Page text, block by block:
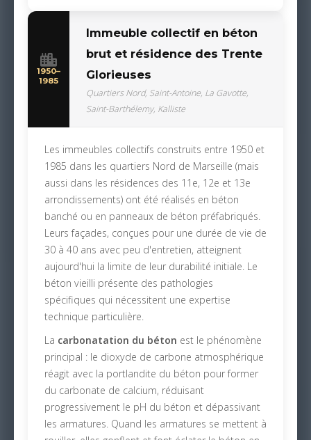
1950–
1985
Immeuble collectif en béton
brut et résidence des Trente
Glorieuses
Quartiers Nord, Saint-Antoine, La Gavotte,
Saint-Barthélemy, Kalliste
Les immeubles collectifs construits entre 1950 et
1985 dans les quartiers Nord de Marseille (mais
aussi dans les résidences des 11e, 12e et 13e
arrondissements) ont été réalisés en béton
banché ou en panneaux de béton préfabriqués.
Leurs façades, conçues pour une durée de vie de
30 à 40 ans avec peu d'entretien, atteignent
aujourd'hui la limite de leur durabilité initiale. Le
béton vieilli présente des pathologies
spécifiques qui nécessitent une expertise
technique particulière.
La carbonatation du béton est le phénomène
principal : le dioxyde de carbone atmosphérique
réagit avec la portlandite du béton pour former
du carbonate de calcium, réduisant
progressivement le pH du béton et dépassivant
les armatures. Quand les armatures se mettent à